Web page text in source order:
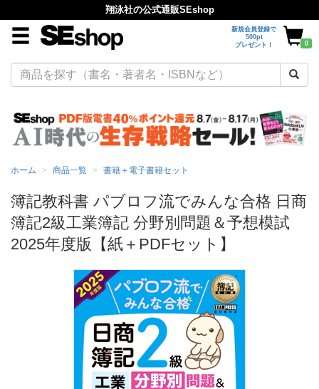
翔泳社の公式通販SEshop
新規会員登録で
500pt
プレゼント！
0
ホーム 商品一覧 書籍＋電子書籍セット
簿記教科書 パブロフ流でみんな合格 日商
簿記2級工業簿記 分野別問題＆予想模試
2025年度版【紙＋PDFセット】